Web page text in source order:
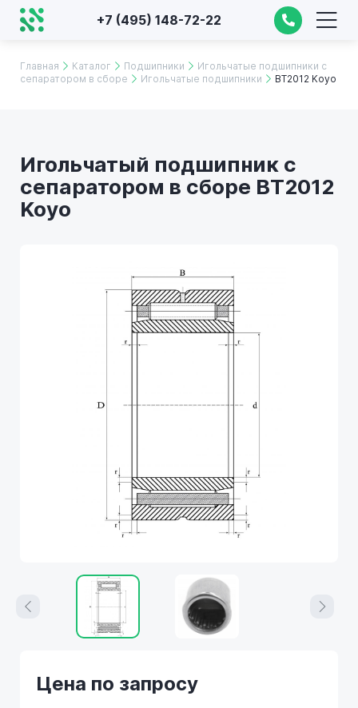
+7 (495) 148-72-22
Главная Каталог Подшипники
Игольчатые подшипники с
сепаратором в сборе
Игольчатые подшипники BT2012 Koyo
Игольчатый подшипник с
сепаратором в сборе BT2012
Koyo
Цена по запросу